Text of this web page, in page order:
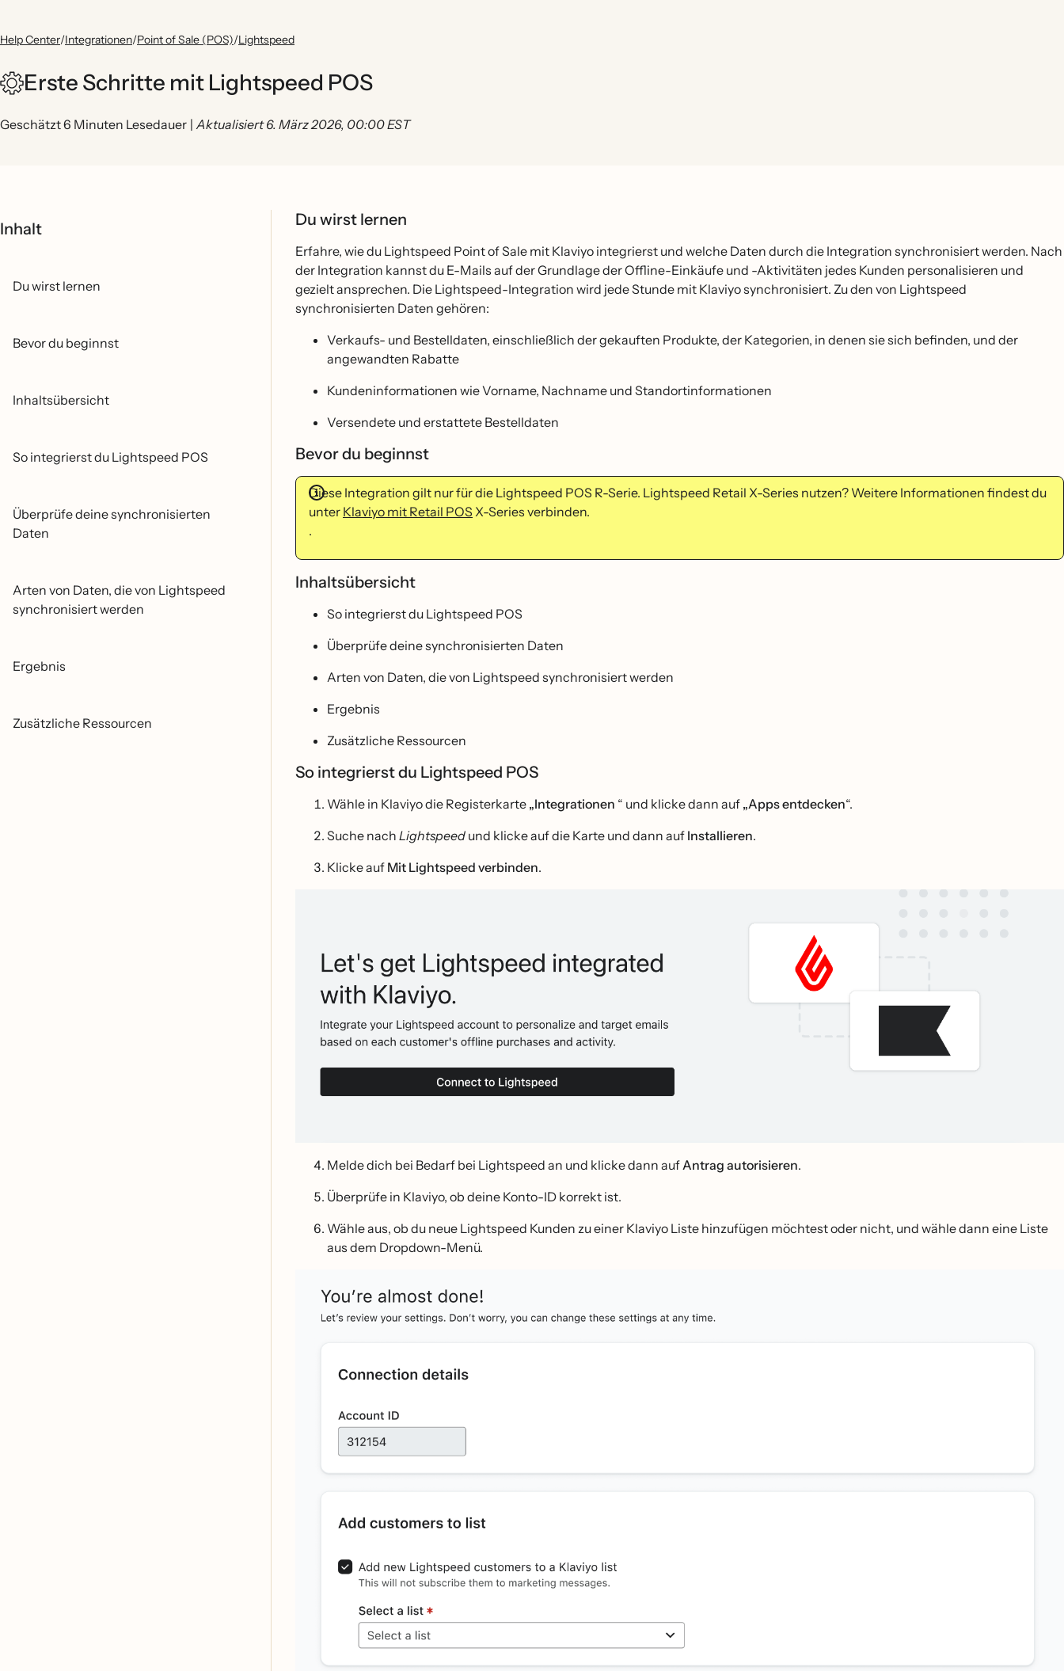
Help Center/Integrationen/Point of Sale (POS)/Lightspeed
Erste Schritte mit Lightspeed POS
Geschätzt 6 Minuten Lesedauer | Aktualisiert 6. März 2026, 00:00 EST
Inhalt
Du wirst lernen
Bevor du beginnst
Inhaltsübersicht
So integrierst du Lightspeed POS
Überprüfe deine synchronisierten
Daten
Arten von Daten, die von Lightspeed
synchronisiert werden
Ergebnis
Zusätzliche Ressourcen
Du wirst lernen
Erfahre, wie du Lightspeed Point of Sale mit Klaviyo integrierst und welche Daten durch die Integration synchronisiert werden. Nach
der Integration kannst du E-Mails auf der Grundlage der Offline-Einkäufe und -Aktivitäten jedes Kunden personalisieren und
gezielt ansprechen. Die Lightspeed-Integration wird jede Stunde mit Klaviyo synchronisiert. Zu den von Lightspeed
synchronisierten Daten gehören:
Verkaufs- und Bestelldaten, einschließlich der gekauften Produkte, der Kategorien, in denen sie sich befinden, und der
angewandten Rabatte
Kundeninformationen wie Vorname, Nachname und Standortinformationen
Versendete und erstattete Bestelldaten
Bevor du beginnst
Diese Integration gilt nur für die Lightspeed POS R-Serie. Lightspeed Retail X-Series nutzen? Weitere Informationen findest du
unter Klaviyo mit Retail POS X-Series verbinden.
.
Inhaltsübersicht
So integrierst du Lightspeed POS
Überprüfe deine synchronisierten Daten
Arten von Daten, die von Lightspeed synchronisiert werden
Ergebnis
Zusätzliche Ressourcen
So integrierst du Lightspeed POS
Wähle in Klaviyo die Registerkarte „Integrationen “ und klicke dann auf „Apps entdecken“.
Suche nach Lightspeed und klicke auf die Karte und dann auf Installieren.
Klicke auf Mit Lightspeed verbinden.
Melde dich bei Bedarf bei Lightspeed an und klicke dann aufAntrag autorisieren.
Überprüfe in Klaviyo, ob deine Konto-ID korrekt ist.
Wähle aus, ob du neue Lightspeed Kunden zu einer Klaviyo Liste hinzufügen möchtest oder nicht, und wähle dann eine Liste
aus dem Dropdown-Menü.